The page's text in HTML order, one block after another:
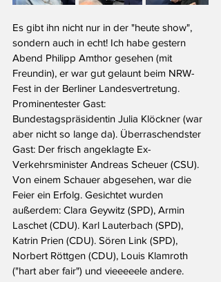
Es gibt ihn nicht nur in der "heute show",
sondern auch in echt! Ich habe gestern
Abend Philipp Amthor gesehen (mit
Freundin), er war gut gelaunt beim NRW-
Fest in der Berliner Landesvertretung.
Prominentester Gast:
Bundestagspräsidentin Julia Klöckner (war
aber nicht so lange da). Überraschendster
Gast: Der frisch angeklagte Ex-
Verkehrsminister Andreas Scheuer (CSU).
Von einem Schauer abgesehen, war die
Feier ein Erfolg. Gesichtet wurden
außerdem: Clara Geywitz (SPD), Armin
Laschet (CDU). Karl Lauterbach (SPD),
Katrin Prien (CDU). Sören Link (SPD),
Norbert Röttgen (CDU), Louis Klamroth
("hart aber fair") und vieeeeele andere.